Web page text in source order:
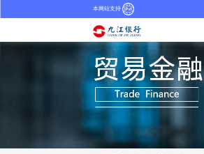
本网站支持